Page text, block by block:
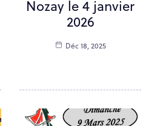
Nozay le 4 janvier
2026
Déc 18, 2025